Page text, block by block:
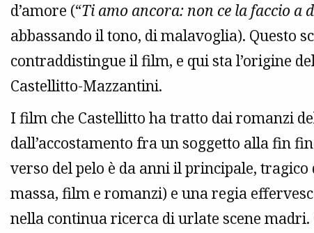
d’amore (“Ti amo ancora: non ce la faccio a
abbassando il tono, di malavoglia). Questo
contraddistingue il film, e qui sta l’origine
Castellitto-Mazzantini.
I film che Castellitto ha tratto dai romanzi
dall’accostamento fra un soggetto alla fin
verso del pelo è da anni il principale,
massa, film e romanzi) e una regia
nella continua ricerca di urlate scene